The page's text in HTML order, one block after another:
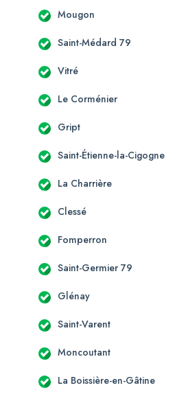
Mougon
Saint-Médard 79
Vitré
Le Corménier
Gript
Saint-Étienne-la-Cigogne
La Charrière
Clessé
Fomperron
Saint-Germier 79
Glénay
Saint-Varent
Moncoutant
La Boissière-en-Gâtine